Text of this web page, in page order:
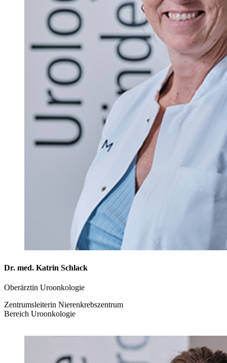
Dr. med. Katrin Schlack
Oberärztin Uroonkologie
Zentrumsleiterin Nierenkrebszentrum
Bereich Uroonkologie